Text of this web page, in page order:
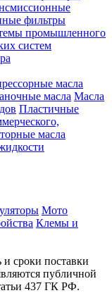
фильтры
промышленного
систем
масла
масла Масла
Пластичные
масла
Мото
Клемы и
и сроки поставки
публичной
437 ГК РФ.